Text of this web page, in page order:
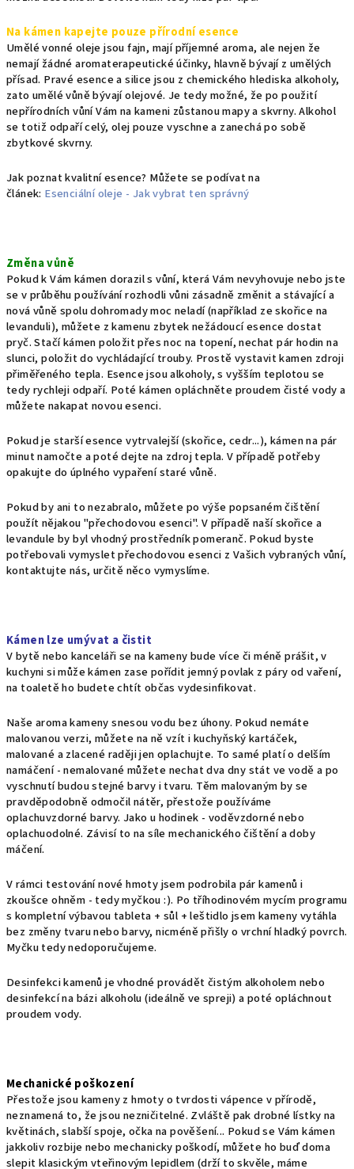
Na kámen kapejte pouze přírodní esence
Umělé vonné oleje jsou fajn, mají příjemné aroma, ale nejen že
nemají žádné aromaterapeutické účinky, hlavně bývají z umělých
přísad. Pravé esence a silice jsou z chemického hlediska alkoholy,
zato umělé vůně bývají olejové. Je tedy možné, že po použití
nepřírodních vůní Vám na kameni zůstanou mapy a skvrny. Alkohol
se totiž odpaří celý, olej pouze vyschne a zanechá po sobě
zbytkové skvrny.
Jak poznat kvalitní esence? Můžete se podívat na
článek: Esenciální oleje - Jak vybrat ten správný
Změna vůně
Pokud k Vám kámen dorazil s vůní, která Vám nevyhovuje nebo jste
se v průběhu používání rozhodli vůni zásadně změnit a stávající a
nová vůně spolu dohromady moc neladí (například ze skořice na
levanduli), můžete z kamenu zbytek nežádoucí esence dostat
pryč. Stačí kámen položit přes noc na topení, nechat pár hodin na
slunci, položit do vychládající trouby. Prostě vystavit kamen zdroji
přiměřeného tepla. Esence jsou alkoholy, s vyšším teplotou se
tedy rychleji odpaří. Poté kámen opláchněte proudem čisté vody a
můžete nakapat novou esenci.
Pokud je starší esence vytrvalejší (skořice, cedr...), kámen na pár
minut namočte a poté dejte na zdroj tepla. V případě potřeby
opakujte do úplného vypaření staré vůně.
Pokud by ani to nezabralo, můžete po výše popsaném čištění
použít nějakou "přechodovou esenci". V případě naší skořice a
levandule by byl vhodný prostředník pomeranč. Pokud byste
potřebovali vymyslet přechodovou esenci z Vašich vybraných vůní,
kontaktujte nás, určitě něco vymyslíme.
Kámen lze umývat a čistit
V bytě nebo kanceláři se na kameny bude více či méně prášit, v
kuchyni si může kámen zase pořídit jemný povlak z páry od vaření,
na toaletě ho budete chtít občas vydesinfikovat.
Naše aroma kameny snesou vodu bez úhony. Pokud nemáte
malovanou verzi, můžete na ně vzít i kuchyňský kartáček,
malované a zlacené raději jen oplachujte. To samé platí o delším
namáčení - nemalované můžete nechat dva dny stát ve vodě a po
vyschnutí budou stejné barvy i tvaru. Těm malovaným by se
pravděpodobně odmočil nátěr, přestože používáme
oplachuvzdorné barvy. Jako u hodinek - voděvzdorné nebo
oplachuodolné. Závisí to na síle mechanického čištění a doby
máčení.
V rámci testování nové hmoty jsem podrobila pár kamenů i
zkoušce ohněm - tedy myčkou :). Po tříhodinovém mycím programu
s kompletní výbavou tableta + sůl + leštidlo jsem kameny vytáhla
bez změny tvaru nebo barvy, nicméně přišly o vrchní hladký povrch.
Myčku tedy nedoporučujeme.
Desinfekci kamenů je vhodné provádět čistým alkoholem nebo
desinfekcí na bázi alkoholu (ideálně ve spreji) a poté opláchnout
proudem vody.
Mechanické poškození
Přestože jsou kameny z hmoty o tvrdosti vápence v přírodě,
neznamená to, že jsou nezničitelné. Zvláště pak drobné lístky na
květinách, slabší spoje, očka na pověšení... Pokud se Vám kámen
jakkoliv rozbije nebo mechanicky poškodí, můžete ho buď doma
slepit klasickým vteřinovým lepidlem (drží to skvěle, máme